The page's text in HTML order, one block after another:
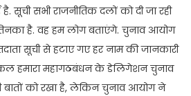
है. सूची सभी राजनीतिक दलों को दी जा रही
है. वह हम लोग बताएंगे. चुनाव आयोग
सूची से हटाए गए हर नाम की जानकारी
हमारा महागठबंधन के डेलिगेशन चुनाव
बातों को रखा है, लेकिन चुनाव आयोग ने